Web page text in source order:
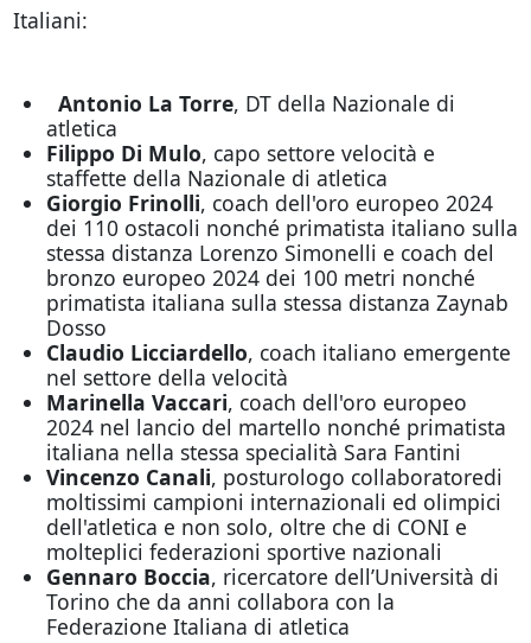
Italiani:
Antonio La Torre, DT della Nazionale di
atletica
Filippo Di Mulo, capo settore velocità e
staffette della Nazionale di atletica
Giorgio Frinolli, coach dell'oro europeo 2024
dei 110 ostacoli nonché primatista italiano sulla
stessa distanza Lorenzo Simonelli e coach del
bronzo europeo 2024 dei 100 metri nonché
primatista italiana sulla stessa distanza Zaynab
Dosso
Claudio Licciardello, coach italiano emergente
nel settore della velocità
Marinella Vaccari, coach dell'oro europeo
2024 nel lancio del martello nonché primatista
italiana nella stessa specialità Sara Fantini
Vincenzo Canali, posturologo collaboratoredi
moltissimi campioni internazionali ed olimpici
dell'atletica e non solo, oltre che di CONI e
molteplici federazioni sportive nazionali
Gennaro Boccia, ricercatore dell’Università di
Torino che da anni collabora con la
Federazione Italiana di atletica